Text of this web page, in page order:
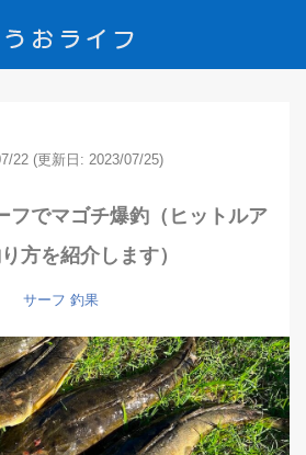
22 (更新日: 2023/07/25)
フでマゴチ爆釣（ヒットルア
方を紹介します）
サーフ 釣果